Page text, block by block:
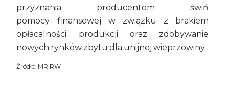
przyznania producentom świń
pomocy finansowej w związku z brakiem
opłacalności produkcji oraz zdobywanie
nowych rynków zbytu dla unijnej wieprzowiny.
Źródło: MRiRW